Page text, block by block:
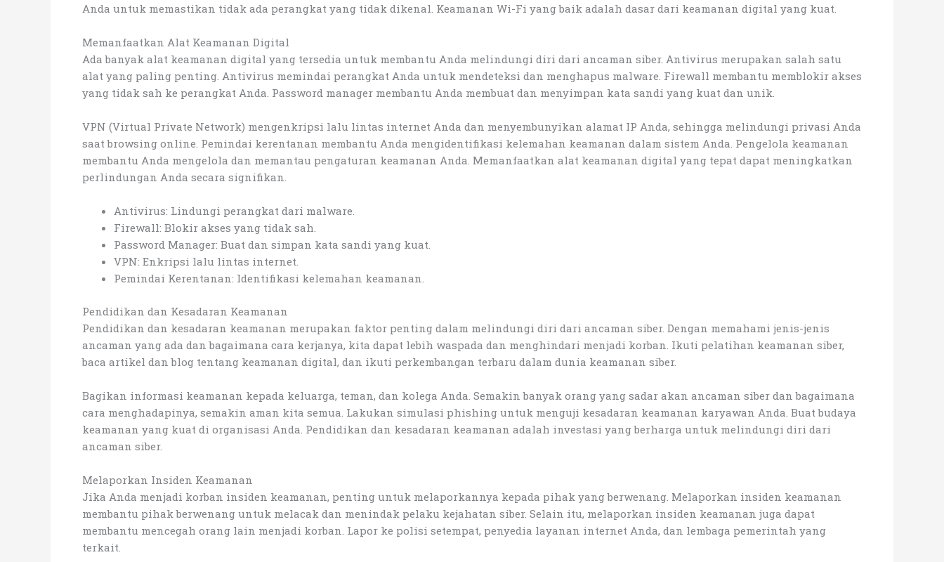
Anda untuk memastikan tidak ada perangkat yang tidak dikenal. Keamanan Wi-Fi yang baik adalah dasar dari keamanan digital yang kuat.
Memanfaatkan Alat Keamanan Digital
Ada banyak alat keamanan digital yang tersedia untuk membantu Anda melindungi diri dari ancaman siber. Antivirus merupakan salah satu
alat yang paling penting. Antivirus memindai perangkat Anda untuk mendeteksi dan menghapus malware. Firewall membantu memblokir akses
yang tidak sah ke perangkat Anda. Password manager membantu Anda membuat dan menyimpan kata sandi yang kuat dan unik.
VPN (Virtual Private Network) mengenkripsi lalu lintas internet Anda dan menyembunyikan alamat IP Anda, sehingga melindungi privasi Anda
saat browsing online. Pemindai kerentanan membantu Anda mengidentifikasi kelemahan keamanan dalam sistem Anda. Pengelola keamanan
membantu Anda mengelola dan memantau pengaturan keamanan Anda. Memanfaatkan alat keamanan digital yang tepat dapat meningkatkan
perlindungan Anda secara signifikan.
Antivirus: Lindungi perangkat dari malware.
Firewall: Blokir akses yang tidak sah.
Password Manager: Buat dan simpan kata sandi yang kuat.
VPN: Enkripsi lalu lintas internet.
Pemindai Kerentanan: Identifikasi kelemahan keamanan.
Pendidikan dan Kesadaran Keamanan
Pendidikan dan kesadaran keamanan merupakan faktor penting dalam melindungi diri dari ancaman siber. Dengan memahami jenis-jenis
ancaman yang ada dan bagaimana cara kerjanya, kita dapat lebih waspada dan menghindari menjadi korban. Ikuti pelatihan keamanan siber,
baca artikel dan blog tentang keamanan digital, dan ikuti perkembangan terbaru dalam dunia keamanan siber.
Bagikan informasi keamanan kepada keluarga, teman, dan kolega Anda. Semakin banyak orang yang sadar akan ancaman siber dan bagaimana
cara menghadapinya, semakin aman kita semua. Lakukan simulasi phishing untuk menguji kesadaran keamanan karyawan Anda. Buat budaya
keamanan yang kuat di organisasi Anda. Pendidikan dan kesadaran keamanan adalah investasi yang berharga untuk melindungi diri dari
ancaman siber.
Melaporkan Insiden Keamanan
Jika Anda menjadi korban insiden keamanan, penting untuk melaporkannya kepada pihak yang berwenang. Melaporkan insiden keamanan
membantu pihak berwenang untuk melacak dan menindak pelaku kejahatan siber. Selain itu, melaporkan insiden keamanan juga dapat
membantu mencegah orang lain menjadi korban. Lapor ke polisi setempat, penyedia layanan internet Anda, dan lembaga pemerintah yang
terkait.